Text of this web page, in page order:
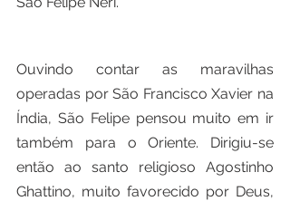
Ouvindo contar as maravilhas
operadas por São Francisco Xavier na
Índia, São Felipe pensou muito em ir
também para o Oriente. Dirigiu-se
então ao santo religioso Agostinho
Ghattino, muito favorecido por Deus,